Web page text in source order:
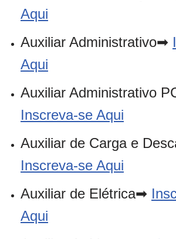
Aqui
Auxiliar Administrativo➡
Aqui
Auxiliar Administrativo
Inscreva-se Aqui
Auxiliar de Carga e
Inscreva-se Aqui
Auxiliar de Elétrica➡
Aqui